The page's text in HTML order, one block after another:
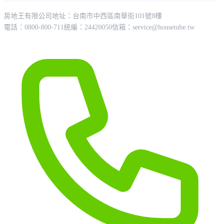
房地王有限公司 地址：台南市中西區南華街101號8樓
電話：0800-800-711統編：24420050信箱： service@housetube.tw